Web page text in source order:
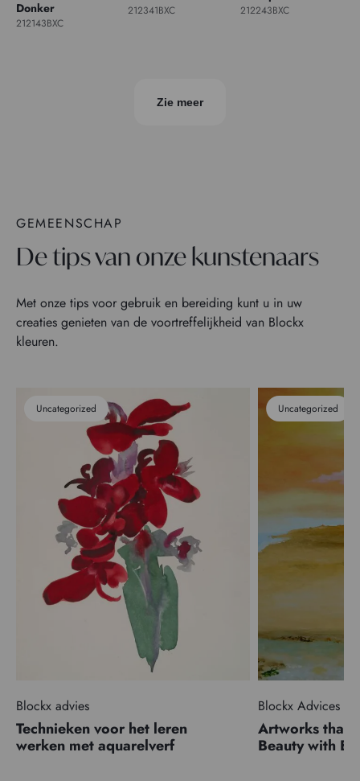
Donker
212143BXC
212341BXC 212243BXC
Zie meer
GEMEENSCHAP
De tips van onze kunstenaars
Met onze tips voor gebruik en bereiding kunt u in uw
creaties genieten van de voortreffelijkheid van Blockx
kleuren.
Uncategorized
Blockx advies
Technieken voor het leren
werken met aquarelverf
Uncategorized
Blockx Advices
Artworks that
Beauty with